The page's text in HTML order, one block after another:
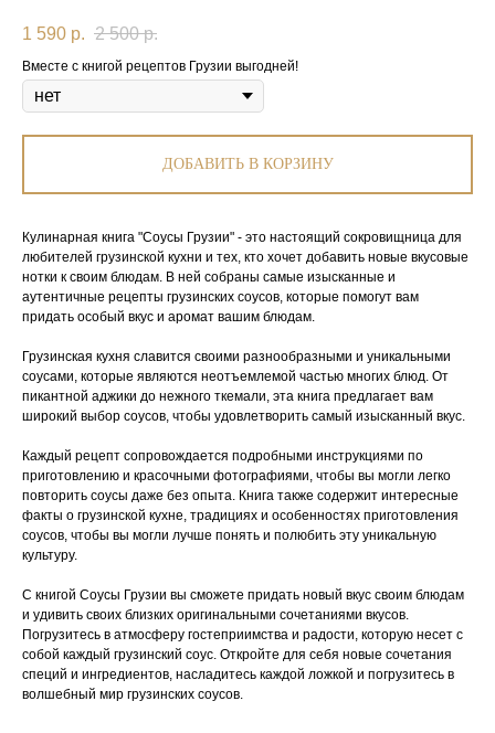
1 590 р. 2 500 р.
Вместе с книгой рецептов Грузии выгодней!
ДОБАВИТЬ В КОРЗИНУ
Кулинарная книга "Соусы Грузии" - это настоящий сокровищница для
любителей грузинской кухни и тех, кто хочет добавить новые вкусовые
нотки к своим блюдам. В ней собраны самые изысканные и
аутентичные рецепты грузинских соусов, которые помогут вам
придать особый вкус и аромат вашим блюдам.
Грузинская кухня славится своими разнообразными и уникальными
соусами, которые являются неотъемлемой частью многих блюд. От
пикантной аджики до нежного ткемали, эта книга предлагает вам
широкий выбор соусов, чтобы удовлетворить самый изысканный вкус.
Каждый рецепт сопровождается подробными инструкциями по
приготовлению и красочными фотографиями, чтобы вы могли легко
повторить соусы даже без опыта. Книга также содержит интересные
факты о грузинской кухне, традициях и особенностях приготовления
соусов, чтобы вы могли лучше понять и полюбить эту уникальную
культуру.
С книгой Соусы Грузии вы сможете придать новый вкус своим блюдам
и удивить своих близких оригинальными сочетаниями вкусов.
Погрузитесь в атмосферу гостеприимства и радости, которую несет с
собой каждый грузинский соус. Откройте для себя новые сочетания
специй и ингредиентов, насладитесь каждой ложкой и погрузитесь в
волшебный мир грузинских соусов.